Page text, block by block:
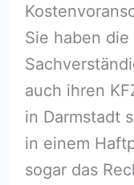
Sie haben
auch ihren
in Darmstadt
in einem
sogar das